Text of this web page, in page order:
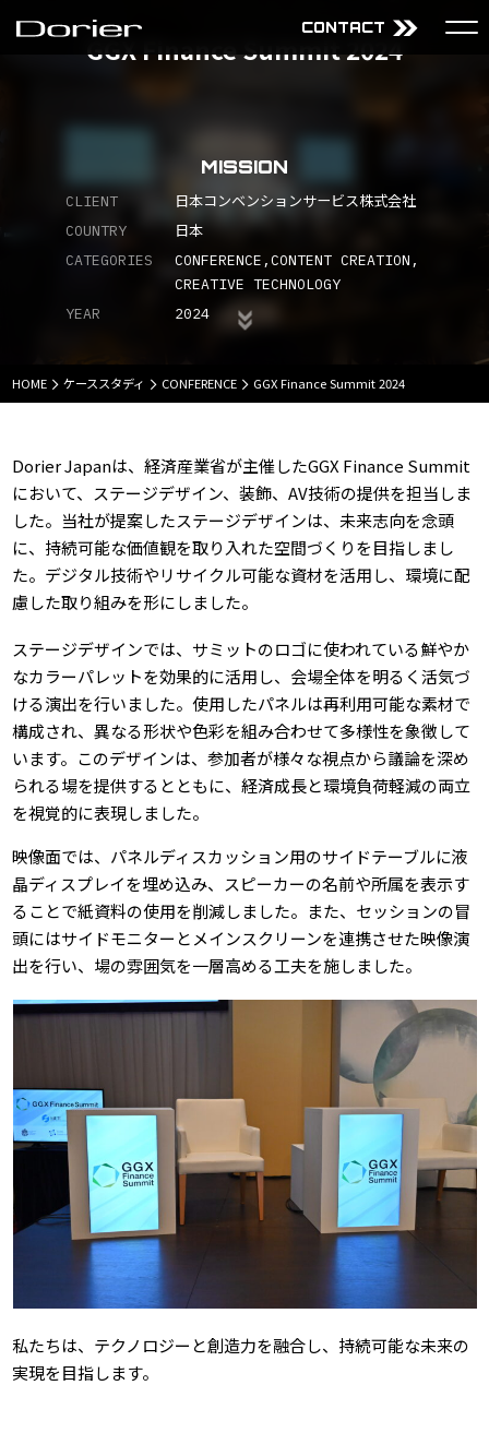
CONTACT
Company
Audiovisual Technology
Design
Content
Projects
JP
サイトマップ
GGX Finance Summit 2024
MISSION
CLIENT
日本コンベンションサービス株式会社
COUNTRY
日本
CATEGORIES
CONFERENCE CONTENT CREATION
CREATIVE TECHNOLOGY
YEAR
2024
HOME ケーススタディ CONFERENCE GGX Finance Summit 2024
Dorier Japanは、経済産業省が主催したGGX Finance Summit
において、ステージデザイン、装飾、AV技術の提供を担当しま
した。当社が提案したステージデザインは、未来志向を念頭
に、持続可能な価値観を取り入れた空間づくりを目指しまし
た。デジタル技術やリサイクル可能な資材を活用し、環境に配
慮した取り組みを形にしました。
ステージデザインでは、サミットのロゴに使われている鮮やか
なカラーパレットを効果的に活用し、会場全体を明るく活気づ
ける演出を行いました。使用したパネルは再利用可能な素材で
構成され、異なる形状や色彩を組み合わせて多様性を象徴して
います。このデザインは、参加者が様々な視点から議論を深め
られる場を提供するとともに、経済成長と環境負荷軽減の両立
を視覚的に表現しました。
映像面では、パネルディスカッション用のサイドテーブルに液
晶ディスプレイを埋め込み、スピーカーの名前や所属を表示す
ることで紙資料の使用を削減しました。また、セッションの冒
頭にはサイドモニターとメインスクリーンを連携させた映像演
出を行い、場の雰囲気を一層高める工夫を施しました。
私たちは、テクノロジーと創造力を融合し、持続可能な未来の
実現を目指します。